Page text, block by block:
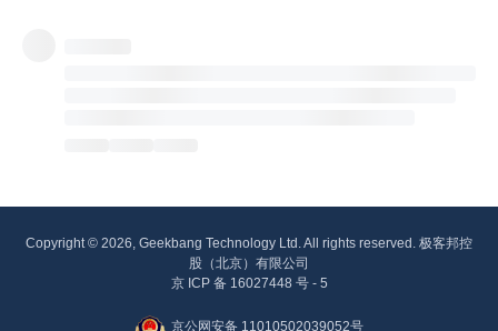
Copyright © 2026, Geekbang Technology Ltd. All rights reserved. 极客邦控
股（北京）有限公司
京 ICP 备 16027448 号 - 5
京公网安备 11010502039052号